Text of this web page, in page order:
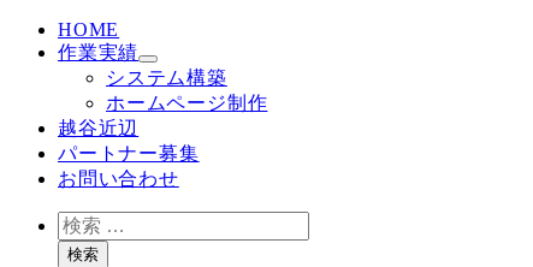
HOME
作業実績
システム構築
ホームページ制作
越谷近辺
パートナー募集
お問い合わせ
検
索検索